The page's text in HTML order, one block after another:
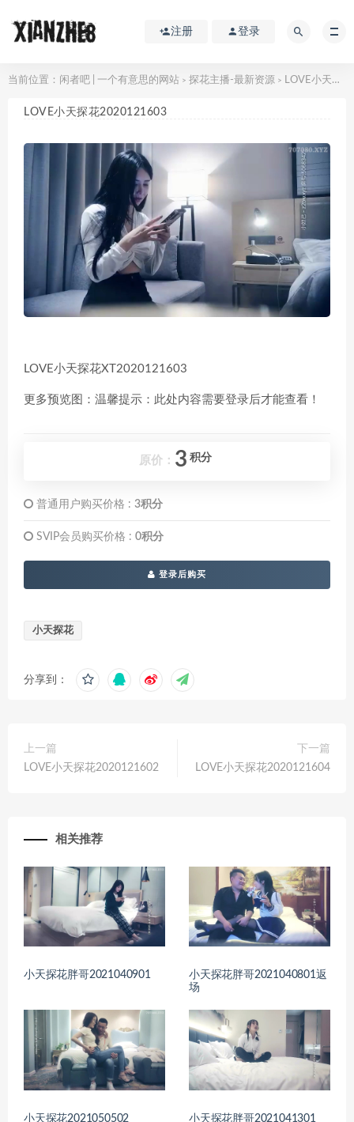
注册 登录
当前位置： 闲者吧 | 一个有意思的网站 > 探花主播-最新资源 > LOVE小天探花2020121603
LOVE小天探花2020121603
LOVE小天探花XT2020121603
更多预览图：温馨提示：此处内容需要登录后才能查看！
原价： 3 积分
普通用户购买价格 : 3积分
SVIP会员购买价格 : 0积分
登录后购买
小天探花
分享到：
上一篇
LOVE小天探花2020121602
下一篇
LOVE小天探花2020121604
相关推荐
小天探花胖哥2021040901
小天探花胖哥2021040801返
场
小天探花2021050502 小天探花胖哥2021041301